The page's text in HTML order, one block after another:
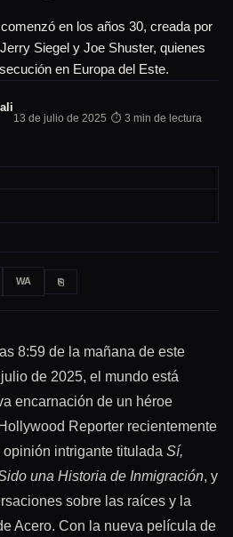
en los años 30, creada por
Siegel y Joe Shuster, quienes
en Europa del Este.
13 de julio de 2025 ·⏱ 3 min de lectura
WA ⎘
8:59 de la mañana de este
de 2025, el mundo está
encarnación de un héroe
Reporter recientemente
intrigante titulada Sí,
una Historia de Inmigración, y
sobre las raíces y la
Acero. Con la nueva película de